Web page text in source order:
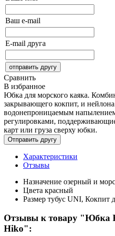
Ваш e-mail
E-mail друга
Сравнить
В избранное
Юбка для морского каяка.
закрывающего кокпит, и
водонепроницаемым
регулировками,
карт или груза сверху юбки.
Характеристики
Отзывы
Назначение озерный и
Цвета красный
Размер тубус UNI, Кокпит
Отзывы к товару "Юбка
Hiko":